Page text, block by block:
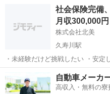
金物です。 マンションやビル、工
す。 ☆日当¥11,...
西宮市 西宮駅 土木
社会保険完備
月収300,000円
株式会社北美
久寿川駅
・未経験だけど挑戦したい ・安定
たい ・将来独立も考えている 学
ます。 「とにかく今すぐ働きたい
な方、大歓迎。 ■仕事内容...
久寿川駅
自動車メーカ
高収入・無料の